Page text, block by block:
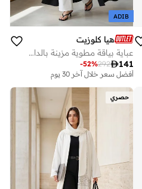
ADIB
هيا كلوزيت
عباية بياقة مطوية مزينة بالدانتيل
141
292
-52%
أفضل سعر خلال آخر 30 يوم
حصري